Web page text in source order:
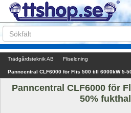
Trädgårdsteknik AB Fliseldning
Panncentral CLF6000 för Flis 500 till 6000kW 5-
Panncentral CLF6000 för
50%